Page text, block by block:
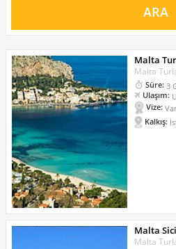
Malta
Malta
Süre: 3
Ulaşım:
Vize: Var
Kalkış:
Malta
Malta